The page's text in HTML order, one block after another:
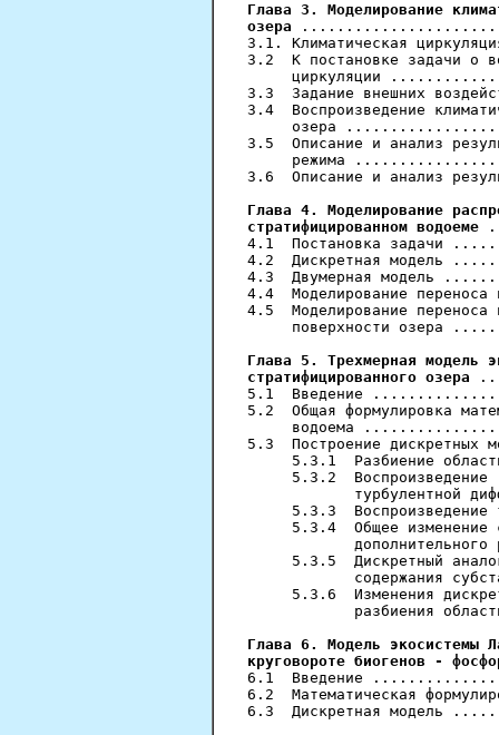
Глава 3. Моделирование
озера
3.1. Климатическая
3.2  К постановке задачи о
циркуляции
3.3  Задание внешних
3.4  Воспроизведение
озера
3.5  Описание и анализ
режима
3.6  Описание и анализ
Глава 4. Моделирование
стратифицированном водоеме
4.1  Постановка
4.2  Дискретная
4.3  Двумерная
4.4  Моделирование
4.5  Моделирование переноса
поверхности озера
Глава 5. Трехмерная модель
стратифицированного озера
5.1  Введение
5.2  Общая формулировка
водоема
5.3  Построение
5.3.1  Разбиение
5.3.2  Воспроизведение
турбулентной
5.3.3  Воспроизведение
5.3.4  Общее изменение
дополнительного
5.3.5  Дискретный
содержания
5.3.6  Изменения
разбиения
Глава 6. Модель экосистемы
круговороте биогенов -
6.1  Введение
6.2  Математическая
6.3  Дискретная